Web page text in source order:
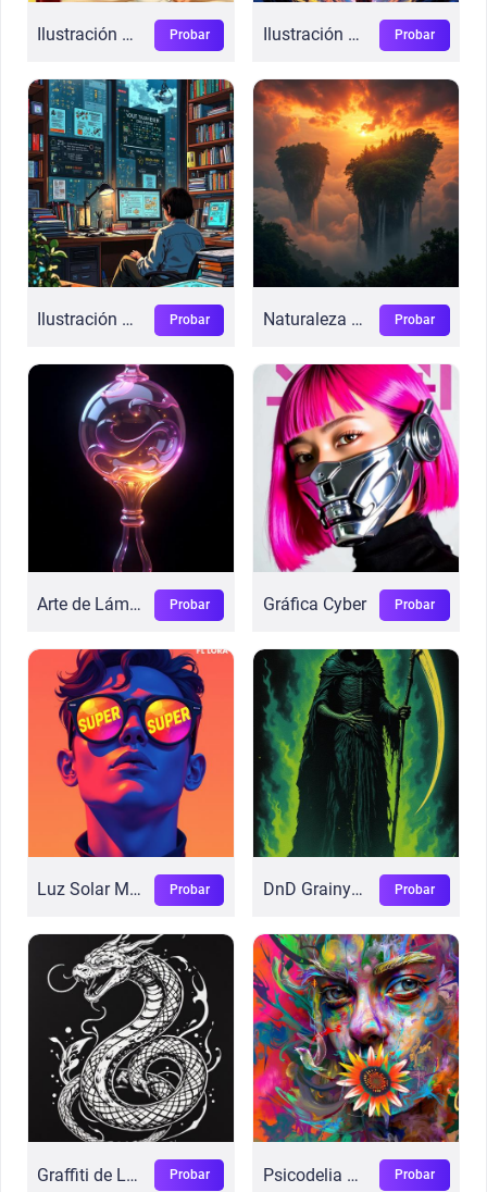
Ilustración de los 50s Probar Ilustración Fantástica Probar
Ilustración Vívida Probar Naturaleza con Luz HDR Probar
Arte de Lámparas de Cristal Probar Gráfica Cyber Probar
Luz Solar Matinal Probar DnD Grainyboyz Probar
Graffiti de Luz Negra Probar Psicodelia Flux Probar